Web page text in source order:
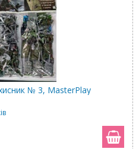
№ 3, MasterPlay